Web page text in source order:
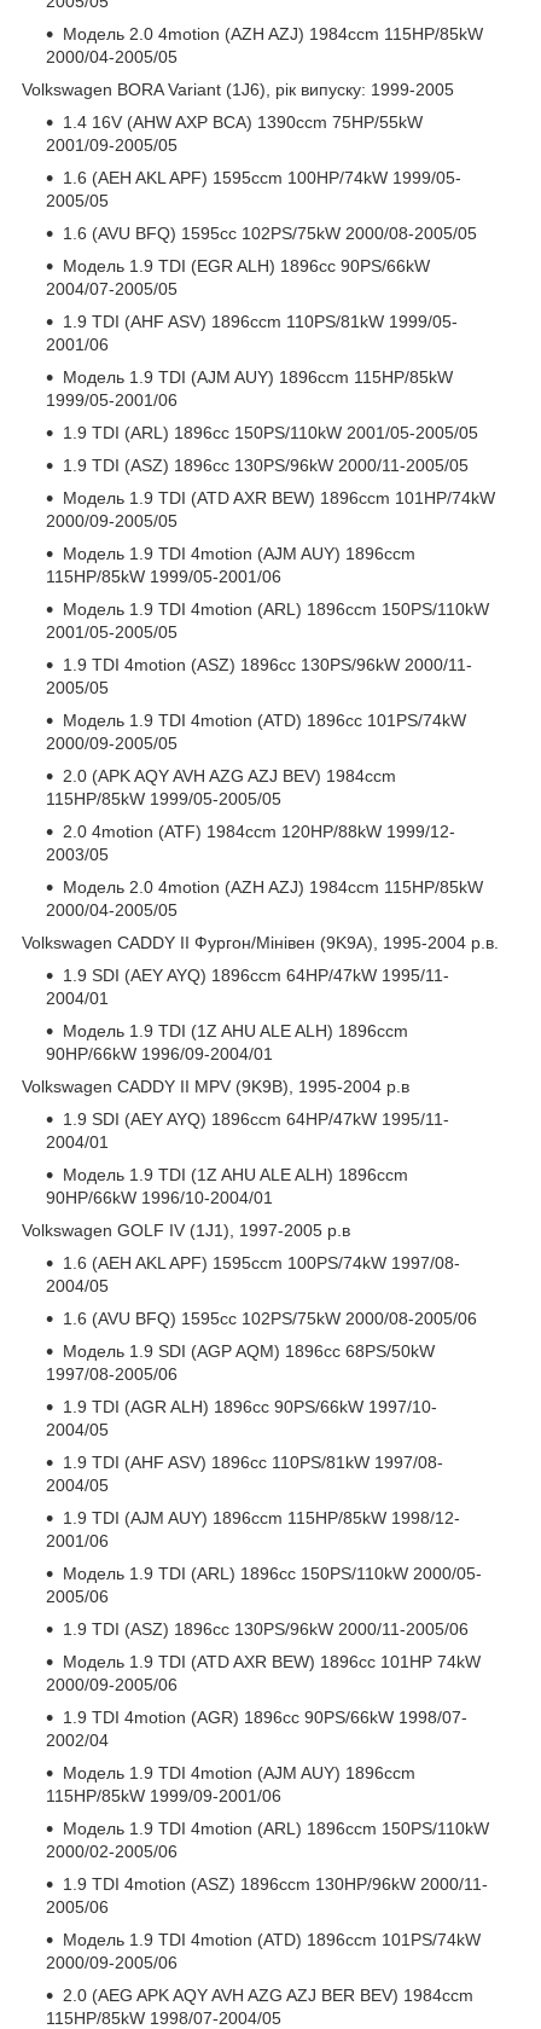
Модель 2.0 4motion (AZH AZJ) 1984ccm 115HP/85kW
2000/04-2005/05
Volkswagen BORA Variant (1J6), рік випуску: 1999-2005
1.4 16V (AHW AXP BCA) 1390ccm 75HP/55kW
2001/09-2005/05
1.6 (AEH AKL APF) 1595ccm 100HP/74kW 1999/05-
2005/05
1.6 (AVU BFQ) 1595cc 102PS/75kW 2000/08-2005/05
Модель 1.9 TDI (EGR ALH) 1896cc 90PS/66kW
2004/07-2005/05
1.9 TDI (AHF ASV) 1896ccm 110PS/81kW 1999/05-
2001/06
Модель 1.9 TDI (AJM AUY) 1896ccm 115HP/85kW
1999/05-2001/06
1.9 TDI (ARL) 1896cc 150PS/110kW 2001/05-2005/05
1.9 TDI (ASZ) 1896cc 130PS/96kW 2000/11-2005/05
Модель 1.9 TDI (ATD AXR BEW) 1896ccm 101HP/74kW
2000/09-2005/05
Модель 1.9 TDI 4motion (AJM AUY) 1896ccm
115HP/85kW 1999/05-2001/06
Модель 1.9 TDI 4motion (ARL) 1896ccm 150PS/110kW
2001/05-2005/05
1.9 TDI 4motion (ASZ) 1896cc 130PS/96kW 2000/11-
2005/05
Модель 1.9 TDI 4motion (ATD) 1896cc 101PS/74kW
2000/09-2005/05
2.0 (APK AQY AVH AZG AZJ BEV) 1984ccm
115HP/85kW 1999/05-2005/05
2.0 4motion (ATF) 1984ccm 120HP/88kW 1999/12-
2003/05
Модель 2.0 4motion (AZH AZJ) 1984ccm 115HP/85kW
2000/04-2005/05
Volkswagen CADDY II Фургон/Мінівен (9K9A), 1995-2004 р.в.
1.9 SDI (AEY AYQ) 1896ccm 64HP/47kW 1995/11-
2004/01
Модель 1.9 TDI (1Z AHU ALE ALH) 1896ccm
90HP/66kW 1996/09-2004/01
Volkswagen CADDY II MPV (9K9B), 1995-2004 р.в
1.9 SDI (AEY AYQ) 1896ccm 64HP/47kW 1995/11-
2004/01
Модель 1.9 TDI (1Z AHU ALE ALH) 1896ccm
90HP/66kW 1996/10-2004/01
Volkswagen GOLF IV (1J1), 1997-2005 р.в
1.6 (AEH AKL APF) 1595ccm 100PS/74kW 1997/08-
2004/05
1.6 (AVU BFQ) 1595cc 102PS/75kW 2000/08-2005/06
Модель 1.9 SDI (AGP AQM) 1896cc 68PS/50kW
1997/08-2005/06
1.9 TDI (AGR ALH) 1896cc 90PS/66kW 1997/10-
2004/05
1.9 TDI (AHF ASV) 1896cc 110PS/81kW 1997/08-
2004/05
1.9 TDI (AJM AUY) 1896ccm 115HP/85kW 1998/12-
2001/06
Модель 1.9 TDI (ARL) 1896cc 150PS/110kW 2000/05-
2005/06
1.9 TDI (ASZ) 1896cc 130PS/96kW 2000/11-2005/06
Модель 1.9 TDI (ATD AXR BEW) 1896cc 101HP 74kW
2000/09-2005/06
1.9 TDI 4motion (AGR) 1896cc 90PS/66kW 1998/07-
2002/04
Модель 1.9 TDI 4motion (AJM AUY) 1896ccm
115HP/85kW 1999/09-2001/06
Модель 1.9 TDI 4motion (ARL) 1896ccm 150PS/110kW
2000/02-2005/06
1.9 TDI 4motion (ASZ) 1896ccm 130HP/96kW 2000/11-
2005/06
Модель 1.9 TDI 4motion (ATD) 1896ccm 101PS/74kW
2000/09-2005/06
2.0 (AEG APK AQY AVH AZG AZJ BER BEV) 1984ccm
115HP/85kW 1998/07-2004/05